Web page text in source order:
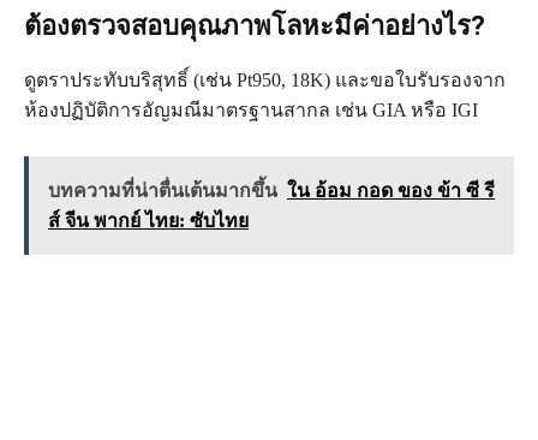
ต้องตรวจสอบคุณภาพโลหะมีค่าอย่างไร?
ดูตราประทับบริสุทธิ์ (เช่น Pt950, 18K) และขอใบรับรองจาก
ห้องปฏิบัติการอัญมณีมาตรฐานสากล เช่น GIA หรือ IGI
บทความที่น่าตื่นเต้นมากขึ้น ใน อ้อม กอด ของ ข้า ซี รี
ส์ จีน พากย์ ไทย: ซับไทย